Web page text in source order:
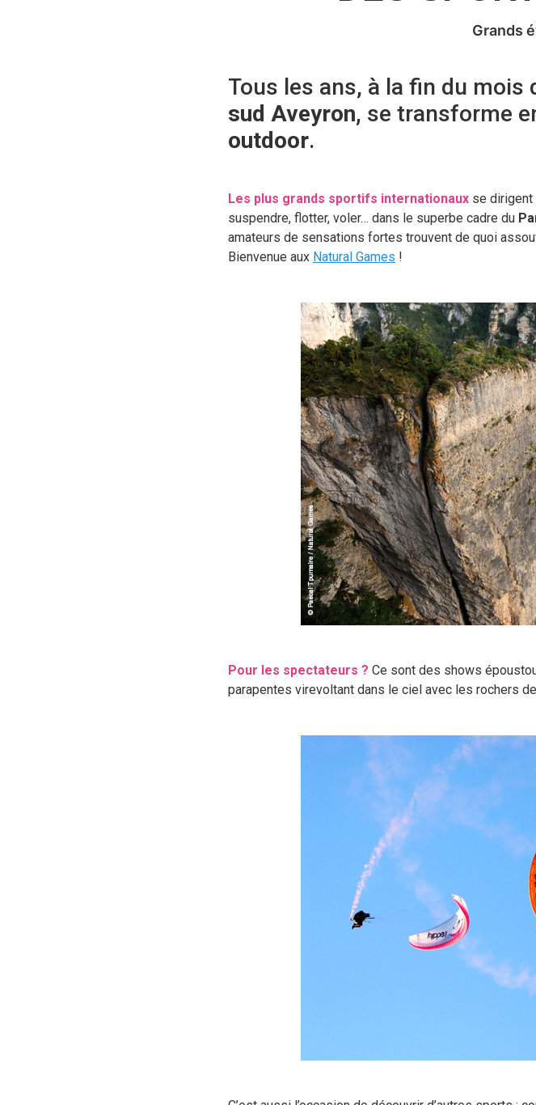
Grands
Tous les ans, à la fin du mois
sud Aveyron, se transforme
outdoor.
Les plus grands sportifs internationaux se dirigent
suspendre, flotter, voler… dans le superbe cadre du
amateurs de sensations fortes trouvent de quoi
Bienvenue aux Natural Games !
Pour les spectateurs ? Ce sont des shows
parapentes virevoltant dans le ciel avec les rochers